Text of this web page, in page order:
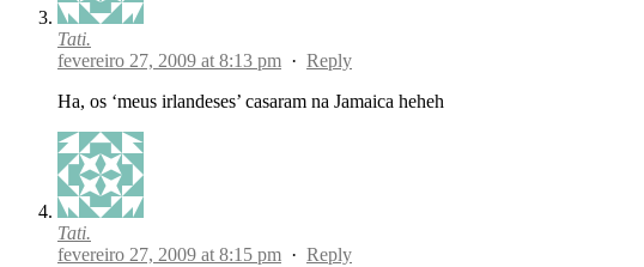
Tati.
fevereiro 27, 2009 at 8:13 pm · Reply
Ha, os ‘meus irlandeses’ casaram na Jamaica heheh
Tati.
fevereiro 27, 2009 at 8:15 pm · Reply